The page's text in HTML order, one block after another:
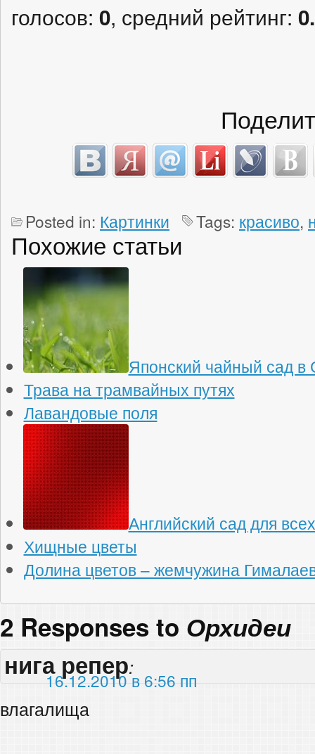
голосов: 0, средний рейтинг:
Posted in: Картинки Tags: красиво,
Похожие статьи
Японский чайный сад в
Трава на трамвайных путях
Лавандовые поля
Английский сад для
Хищные цветы
Долина цветов – жемчужина
2 Responses to Орхидеи
нига репер:
16.12.2010 в 6:56 пп
влагалища